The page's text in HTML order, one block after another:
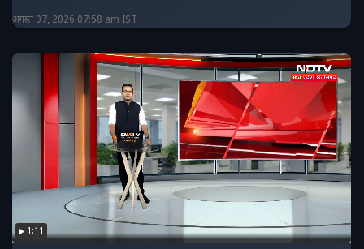
अगस्त 07, 2026 07:58 am IST
1:11